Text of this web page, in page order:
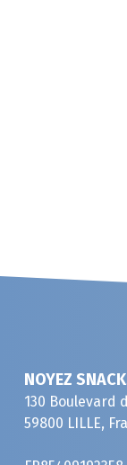
NOYEZ
130 Boulevard
59800 LILLE,